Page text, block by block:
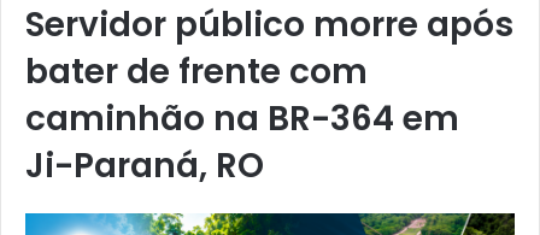
Servidor público morre após
bater de frente com
caminhão na BR-364 em
Ji-Paraná, RO